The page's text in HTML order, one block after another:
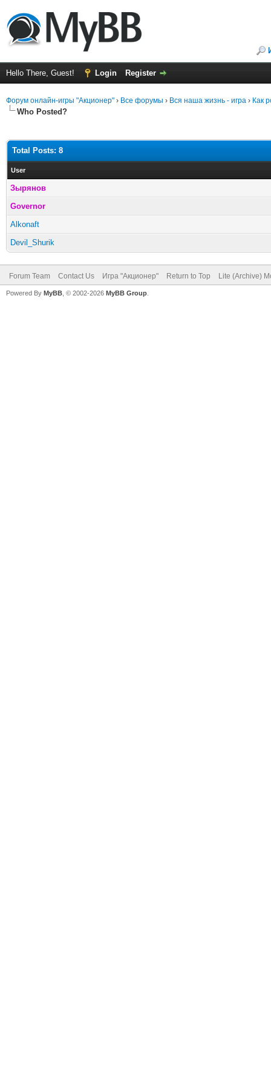
Hello There, Guest! Login Register
Форум онлайн-игры "Акционер" › Все форумы › Вся наша жизнь - игра › Как
Who Posted?
Total Posts: 8
User
Зырянов
Governor
Alkonaft
Devil_Shurik
Forum Team Contact Us Игра "Акционер" Return to Top Lite (Archive)
Powered By MyBB , © 2002-2026 MyBB Group